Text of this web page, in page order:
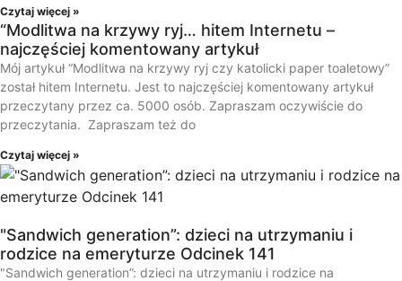
Czytaj więcej »
“Modlitwa na krzywy ryj… hitem Internetu –
najczęściej komentowany artykuł
Mój artykuł “Modlitwa na krzywy ryj czy katolicki paper toaletowy”
został hitem Internetu. Jest to najczęściej komentowany artykuł
przeczytany przez ca. 5000 osób. Zapraszam oczywiście do
przeczytania. Zapraszam też do
Czytaj więcej »
"Sandwich generation”: dzieci na utrzymaniu i
rodzice na emeryturze Odcinek 141
"Sandwich generation”: dzieci na utrzymaniu i rodzice na